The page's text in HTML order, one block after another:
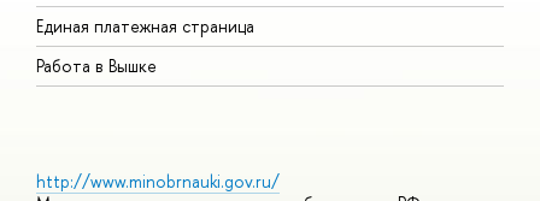
Единая платежная страница
Работа в Вышке
http://www.minobrnauki.gov.ru/